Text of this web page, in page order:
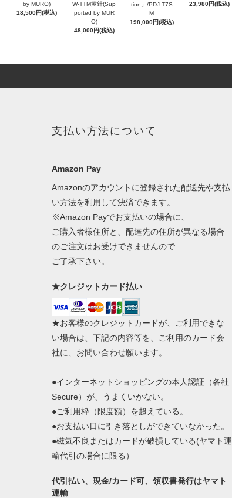
by MURO)
18,500円(税込)
W-TTM黄針(Sup
ported by MUR
O)
48,000円(税込)
tion」/PDJ-T7S
M
198,000円(税込)
23,980円(税込)
支払い方法について
Amazon Pay
Amazonのアカウントに登録された配送先や支払
い方法を利用して決済できます。
※Amazon Payでお支払いの場合に、
ご購入者様住所と、配達先の住所が異なる場合
のご注文はお受けできませんので
ご了承下さい。
★クレジットカード払い
★お客様のクレジットカードが、ご利用できな
い場合は、下記の内容等を、ご利用のカード会
社に、お問い合わせ願います。
●インターネットショッピングの本人認証（各社
Secure）が、うまくいかない。
●ご利用枠（限度額）を超えている。
●お支払い日に引き落としができていなかった。
●磁気不良またはカードが破損している(ヤマト運
輸代引の場合に限る）
代引払い、現金/カード可、領収書発行はヤマト
運輸